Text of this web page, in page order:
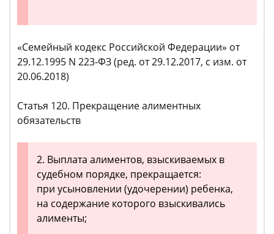
«Семейный кодекс Российской Федерации» от
29.12.1995 N 223-ФЗ (ред. от 29.12.2017, с изм. от
20.06.2018)
Статья 120. Прекращение алиментных
обязательств
2. Выплата алиментов, взыскиваемых в
судебном порядке, прекращается:
при усыновлении (удочерении) ребенка,
на содержание которого взыскивались
алименты;